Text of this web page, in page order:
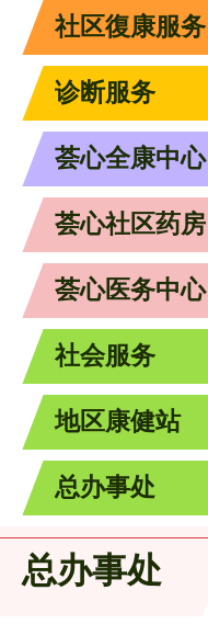
社区復康服务
诊断服务
荟心全康中心
荟心社区药房
荟心医务中心
社会服务
地区康健站
总办事处
总办事处